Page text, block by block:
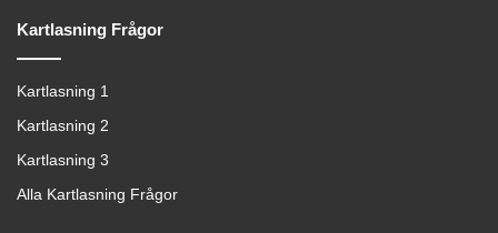
Kartlasning Frågor
Kartlasning 1
Kartlasning 2
Kartlasning 3
Alla Kartlasning Frågor